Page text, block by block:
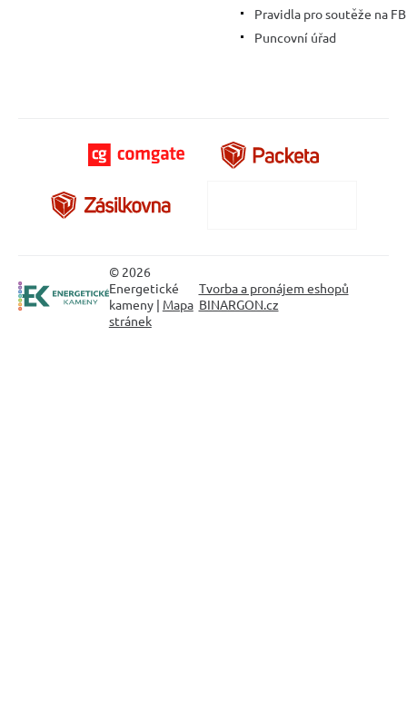
Pravidla pro soutěže na FB
Puncovní úřad
© 2026
Energetické
kameny | Mapa
stránek
Tvorba a pronájem eshopů
BINARGON.cz